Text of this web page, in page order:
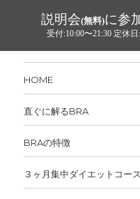
説明会(無料)に参
受付:10:00〜21:30 定休日
HOME
直ぐに解るBRA
BRAの特徴
３ヶ月集中ダイエットコース